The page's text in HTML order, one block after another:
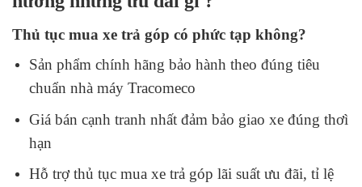
Thủ tục mua xe trả góp có phức tạp không?
Sản phẩm chính hãng bảo hành theo đúng tiêu
chuẩn nhà máy Tracomeco
Giá bán cạnh tranh nhất đảm bảo giao xe đúng thơì
hạn
Hỗ trợ thủ tục mua xe trả góp lãi suất ưu đãi, tỉ lệ